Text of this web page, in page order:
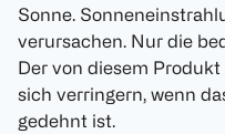
Sonne.
verursachen. Nur die
Der von diesem
sich verringern, wenn
gedehnt ist.